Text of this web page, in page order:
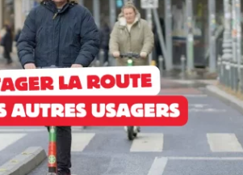
autres usagers La route, lieu de convergence de
un partage harmonieux entre piétons, cyclistes,
et véhicules encombrants. Pour garantir la sécurité
les règles établies par le Code de la […]